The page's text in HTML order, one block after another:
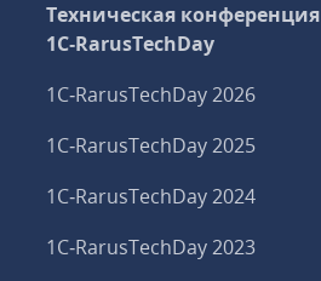
Техническая конференция
1C‑RarusTechDay
1C‑RarusTechDay 2026
1C‑RarusTechDay 2025
1C‑RarusTechDay 2024
1C‑RarusTechDay 2023